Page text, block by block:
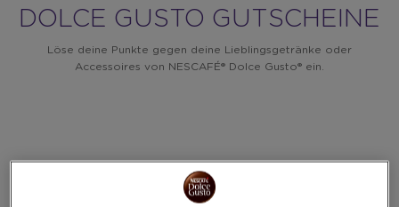
DOLCE GUSTO GUTSCHEINE
Löse deine Punkte gegen deine Lieblingsgetränke oder
Accessoires von NESCAFÉ® Dolce Gusto® ein.
DOLCE
DOLCE GUSTO GUTSCHEINE
(14 PRÄMIEN)